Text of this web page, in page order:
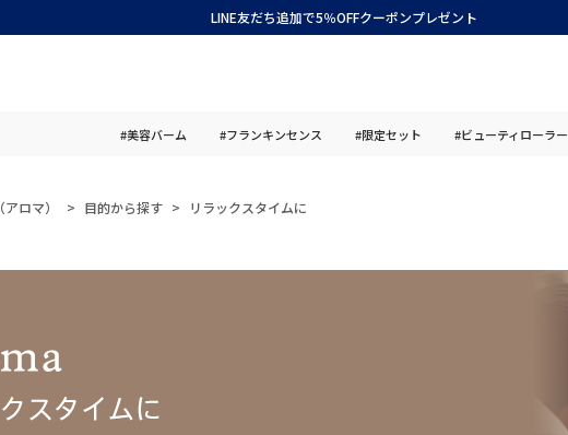
LINE友だち追加で5％OFFクーポンプレゼント
#美容バーム #フランキンセンス #限定セット #ビューティローラー
ロマ） 目的から探す リラックスタイムに